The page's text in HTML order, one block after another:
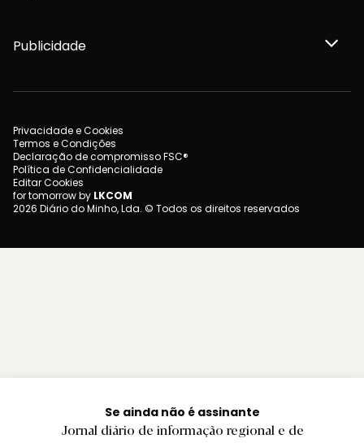
Se ainda não é assinante
Jornal diário de informação regional e de
Publicidade
Privacidade e Cookies
Termos e Condições
Declaração de compromisso FSC®
Política de Confidencialidade
Editar Cookies
for tomorrow by LKCOM
2026 Diário do Minho, Lda. © Todos os direitos reservados